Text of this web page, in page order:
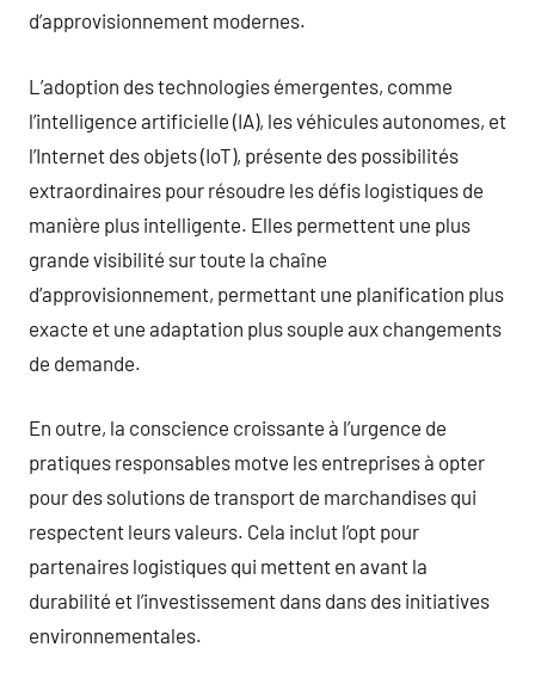
d’approvisionnement modernes.
L’adoption des technologies émergentes, comme
l’intelligence artificielle (IA), les véhicules autonomes, et
l’Internet des objets (IoT), présente des possibilités
extraordinaires pour résoudre les défis logistiques de
manière plus intelligente. Elles permettent une plus
grande visibilité sur toute la chaîne
d’approvisionnement, permettant une planification plus
exacte et une adaptation plus souple aux changements
de demande.
En outre, la conscience croissante à l’urgence de
pratiques responsables motve les entreprises à opter
pour des solutions de transport de marchandises qui
respectent leurs valeurs. Cela inclut l’opt pour
partenaires logistiques qui mettent en avant la
durabilité et l’investissement dans dans des initiatives
environnementales.